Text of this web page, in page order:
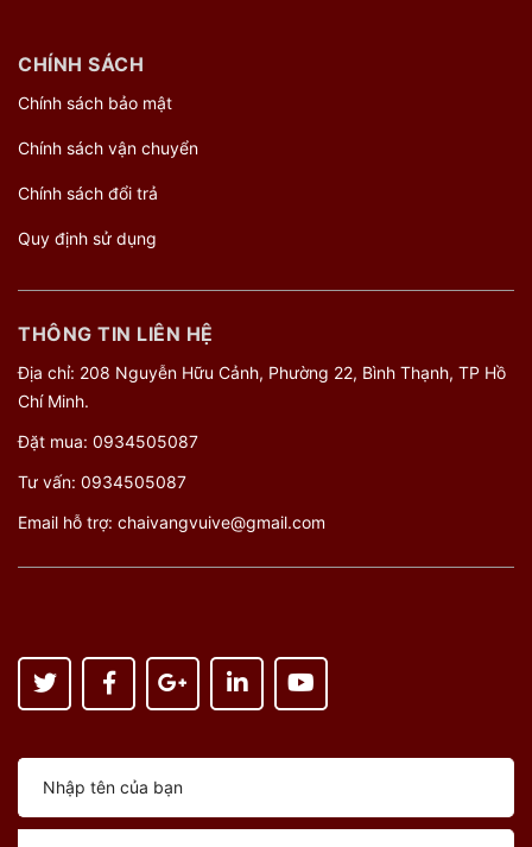
CHÍNH SÁCH
Chính sách bảo mật
Chính sách vận chuyển
Chính sách đổi trả
Quy định sử dụng
THÔNG TIN LIÊN HỆ
Địa chỉ: 208 Nguyễn Hữu Cảnh, Phường 22, Bình Thạnh, TP Hồ
Chí Minh.
Đặt mua: 0934505087
Tư vấn: 0934505087
Email hỗ trợ: chaivangvuive@gmail.com